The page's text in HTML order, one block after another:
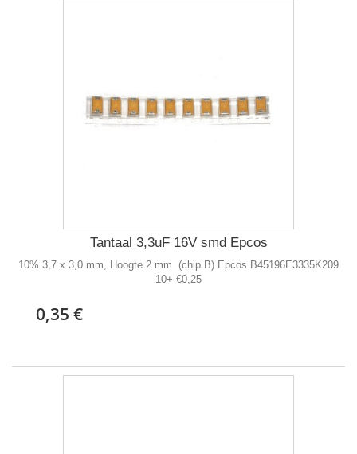
Tantaal 3,3uF 16V smd Epcos
10% 3,7 x 3,0 mm, Hoogte 2 mm (chip B) Epcos B45196E3335K209
10+ €0,25
0,35 €